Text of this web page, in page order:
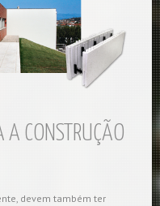
A CONSTRUÇÃO
devem também ter